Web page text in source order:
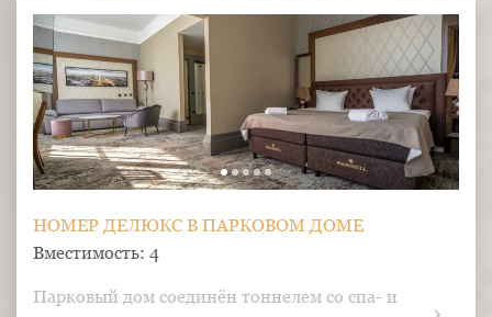
НОМЕР ДЕЛЮКС В ПАРКОВОМ ДОМЕ
Вместимость: 4
Парковый дом соединён тоннелем со спа- и